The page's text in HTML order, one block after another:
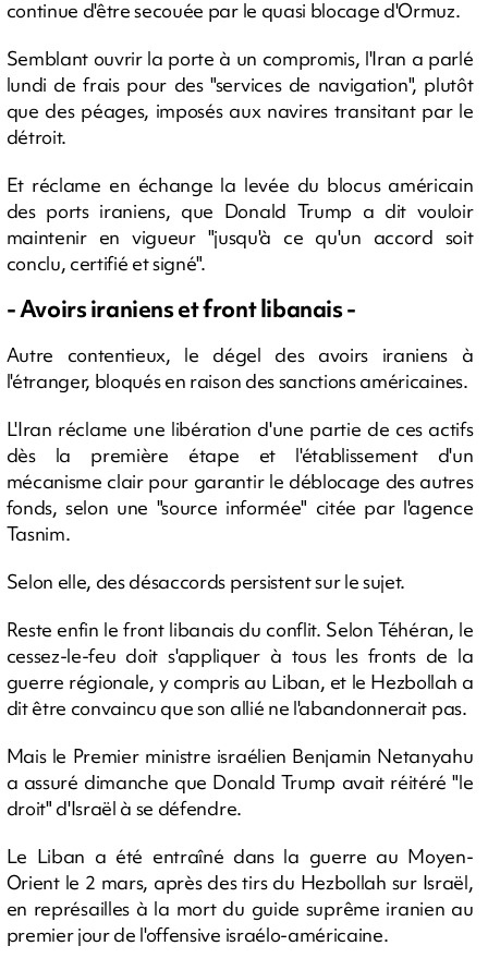
continue d'être secouée par le quasi blocage d'Ormuz.
Semblant ouvrir la porte à un compromis, l'Iran a parlé
lundi de frais pour des "services de navigation", plutôt
que des péages, imposés aux navires transitant par le
détroit.
Et réclame en échange la levée du blocus américain
des ports iraniens, que Donald Trump a dit vouloir
maintenir en vigueur "jusqu'à ce qu'un accord soit
conclu, certifié et signé".
- Avoirs iraniens et front libanais -
Autre contentieux, le dégel des avoirs iraniens à
l'étranger, bloqués en raison des sanctions américaines.
L'Iran réclame une libération d'une partie de ces actifs
dès la première étape et l'établissement d'un
mécanisme clair pour garantir le déblocage des autres
fonds, selon une "source informée" citée par l'agence
Tasnim.
Selon elle, des désaccords persistent sur le sujet.
Reste enfin le front libanais du conflit. Selon Téhéran, le
cessez-le-feu doit s'appliquer à tous les fronts de la
guerre régionale, y compris au Liban, et le Hezbollah a
dit être convaincu que son allié ne l'abandonnerait pas.
Mais le Premier ministre israélien Benjamin Netanyahu
a assuré dimanche que Donald Trump avait réitéré "le
droit" d'Israël à se défendre.
Le Liban a été entraîné dans la guerre au Moyen-
Orient le 2 mars, après des tirs du Hezbollah sur Israël,
en représailles à la mort du guide suprême iranien au
premier jour de l'offensive israélo-américaine.